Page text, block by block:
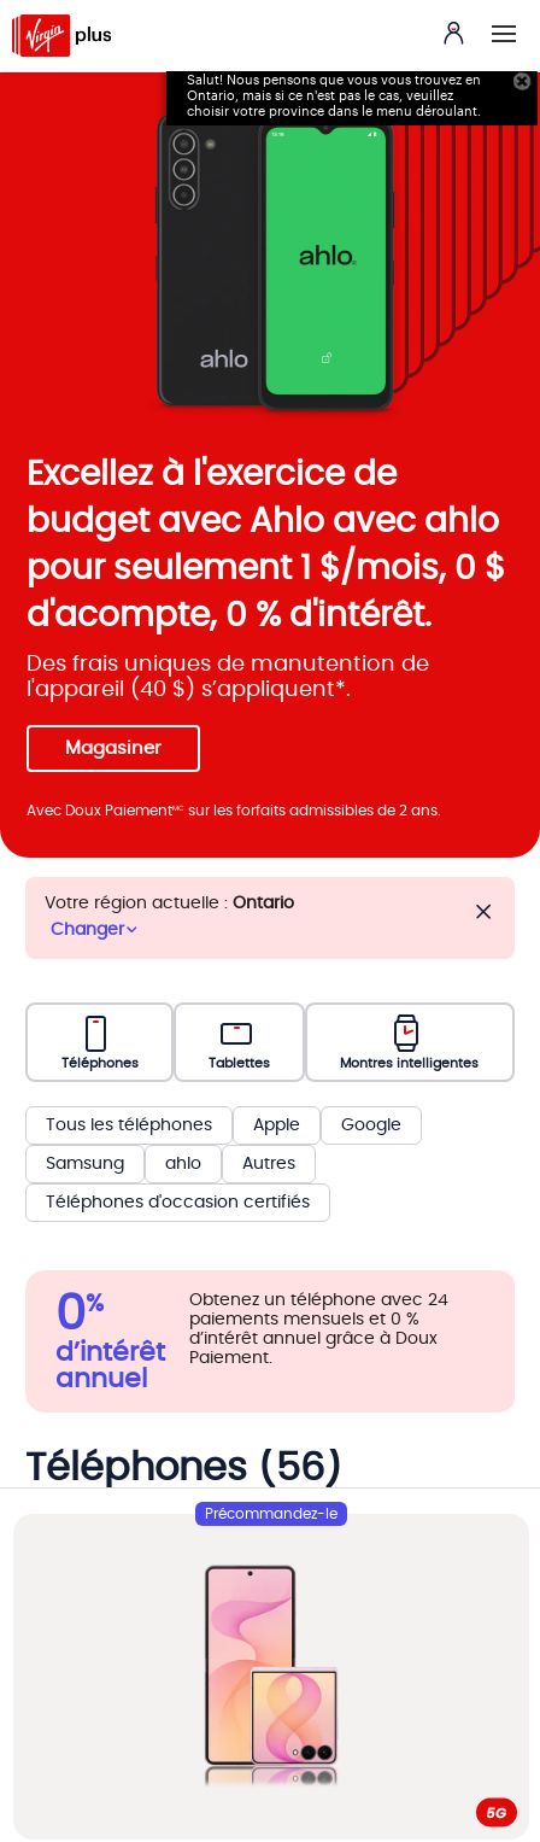
Salut! Nous pensons que vous vous trouvez en
Ontario, mais si ce n'est pas le cas, veuillez
choisir votre province dans le menu déroulant.
Excellez à l'exercice de
budget avec Ahlo avec ahlo
pour seulement 1 $/mois, 0 $
d'acompte, 0 % d'intérêt.
Des frais uniques de manutention de
l'appareil (40 $) s’appliquent*.
Magasiner
Avec Doux PaiementMC sur les forfaits admissibles de 2 ans.
Votre région actuelle : Ontario
Changer
Téléphones Tablettes Montres intelligentes
Tous les téléphones Apple Google
Samsung ahlo Autres
Téléphones d'occasion certifiés
0%
d’intérêt
annuel
Obtenez un téléphone avec 24
paiements mensuels et 0 %
d’intérêt annuel grâce à Doux
Paiement.
Téléphones (56)
Précommandez-le